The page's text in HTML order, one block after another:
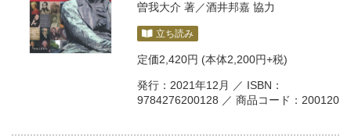
曽我大介 著／酒井邦嘉 協力
立ち読み
定価2,420円 (本体2,200円+税)
発行：2021年12月 ／ ISBN：
9784276200128 ／ 商品コード：200120